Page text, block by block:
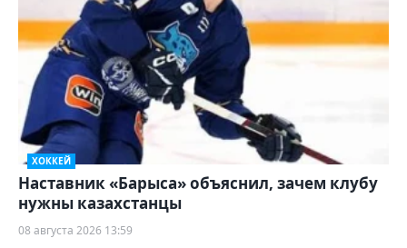
ХОККЕЙ
Наставник «Барыса» объяснил, зачем клубу
нужны казахстанцы
08 августа 2026 13:59